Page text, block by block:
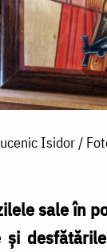
Isidor /
sale în